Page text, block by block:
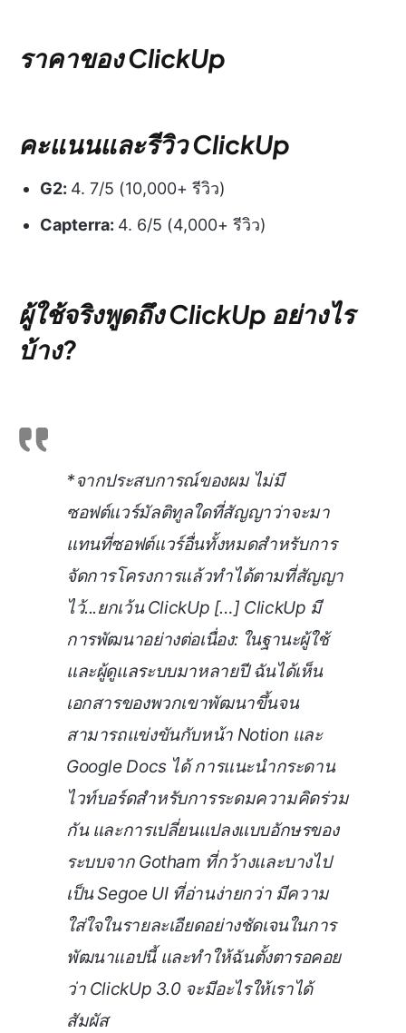
ราคาของ ClickUp
คะแนนและรีวิว ClickUp
G2: 4. 7/5 (10,000+ รีวิว)
Capterra: 4. 6/5 (4,000+ รีวิว)
ผู้ใช้จริงพูดถึง ClickUp อย่างไร
บ้าง?
*จากประสบการณ์ของผม ไม่มี
ซอฟต์แวร์มัลติทูลใดที่สัญญาว่าจะมา
แทนที่ซอฟต์แวร์อื่นทั้งหมดสำหรับการ
จัดการโครงการแล้วทำได้ตามที่สัญญา
ไว้...ยกเว้น ClickUp […] ClickUp มี
การพัฒนาอย่างต่อเนื่อง: ในฐานะผู้ใช้
และผู้ดูแลระบบมาหลายปี ฉันได้เห็น
เอกสารของพวกเขาพัฒนาขึ้นจน
สามารถแข่งขันกับหน้า Notion และ
Google Docs ได้ การแนะนำกระดาน
ไวท์บอร์ดสำหรับการระดมความคิดร่วม
กัน และการเปลี่ยนแปลงแบบอักษรของ
ระบบจาก Gotham ที่กว้างและบางไป
เป็น Segoe UI ที่อ่านง่ายกว่า มีความ
ใส่ใจในรายละเอียดอย่างชัดเจนในการ
พัฒนาแอปนี้ และทำให้ฉันตั้งตารอคอย
ว่า ClickUp 3.0 จะมีอะไรให้เราได้
สัมผัส